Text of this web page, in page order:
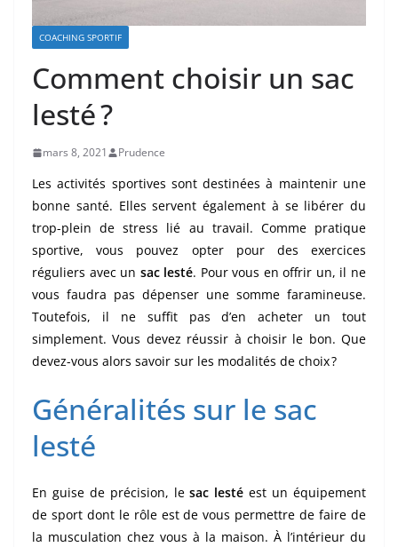
COACHING SPORTIF
Comment choisir un sac
lesté ?
mars 8, 2021 Prudence
Les activités sportives sont destinées à maintenir une
bonne santé. Elles servent également à se libérer du
trop-plein de stress lié au travail. Comme pratique
sportive, vous pouvez opter pour des exercices
réguliers avec un sac lesté. Pour vous en offrir un, il ne
vous faudra pas dépenser une somme faramineuse.
Toutefois, il ne suffit pas d’en acheter un tout
simplement. Vous devez réussir à choisir le bon. Que
devez-vous alors savoir sur les modalités de choix ?
Généralités sur le sac
lesté
En guise de précision, lesac lesté est un équipement
de sport dont le rôle est de vous permettre de faire de
la musculation chez vous à la maison. À l’intérieur du